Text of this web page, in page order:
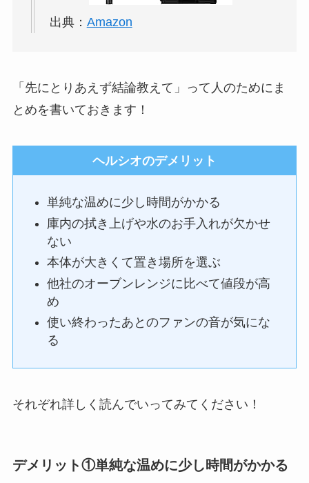
出典： Amazon
「先にとりあえず結論教えて」って人のためにま
とめを書いておきます！
ヘルシオのデメリット
単純な温めに少し時間がかかる
庫内の拭き上げや水のお手入れが欠かせ
ない
本体が大きくて置き場所を選ぶ
他社のオーブンレンジに比べて値段が高
め
使い終わったあとのファンの音が気にな
る
それぞれ詳しく読んでいってみてください！
デメリット①単純な温めに少し時間がかかる